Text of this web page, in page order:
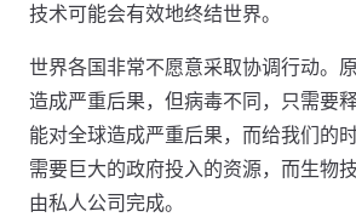
技术可能会有效地终结世界。
世界各国非常不愿意采取协调行动。
造成严重后果，但病毒不同，只需要
能对全球造成严重后果，而给我们的
需要巨大的政府投入的资源，而生物
由私人公司完成。